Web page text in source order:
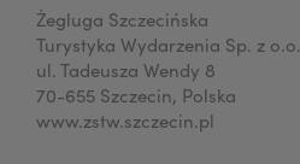
Żegluga Szczecińska
Turystyka Wydarzenia Sp. z o.o.
ul. Tadeusza Wendy 8
70-655 Szczecin, Polska
www.zstw.szczecin.pl